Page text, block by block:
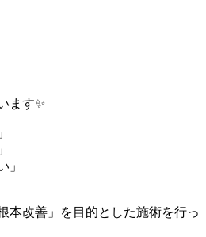
ます✨
」
本改善」を目的とした施術を行っ